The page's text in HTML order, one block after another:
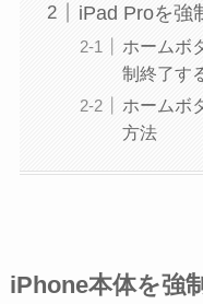
iPad Proを強
ホームボ
制終了す
ホームボ
方法
iPhone本体を強